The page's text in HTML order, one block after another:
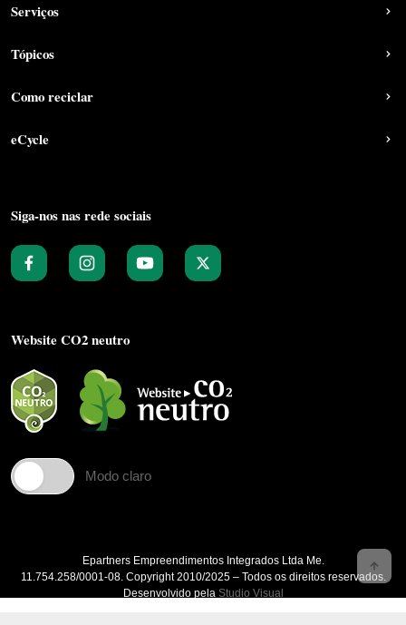
Serviços
Tópicos
Como reciclar
eCycle
Siga-nos nas rede sociais
Website CO2 neutro
Modo claro
Epartners Empreendimentos Integrados Ltda Me.
11.754.258/0001‐08. Copyright 2010/2025 – Todos os direitos reservados.
Desenvolvido pela Studio Visual